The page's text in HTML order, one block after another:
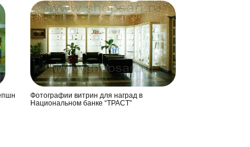
Фотографии витрин для наград в
Национальном банке “ТРАСТ”